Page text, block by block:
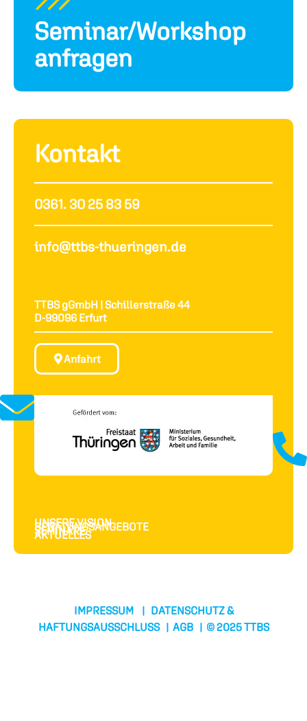
Seminar/Workshop
anfragen
Kontakt
0361. 30 25 83 59
info@ttbs-thueringen.de
TTBS gGmbH | Schillerstraße 44
D-99096 Erfurt
Anfahrt
UNSERE VISION
BERATUNGSANGEBOTE
SEMINARE
AKTUELLES
IMPRESSUM| DATENSCHUTZ &
HAFTUNGSAUSSCHLUSS| AGB| © 2025 TTBS